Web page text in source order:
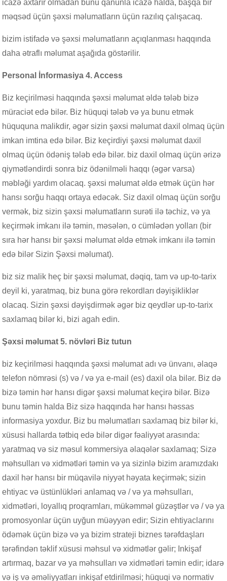
icazə axtarır olmadan bunu qanunla icazə halda, başqa bir
məqsəd üçün şəxsi məlumatların üçün razılıq çalışacaq.
bizim istifadə və şəxsi məlumatların açıqlanması haqqında
daha ətraflı məlumat aşağıda göstərilir.
Personal İnformasiya 4. Access
Biz keçirilməsi haqqında şəxsi məlumat əldə tələb bizə
müraciət edə bilər. Biz hüquqi tələb və ya bunu etmək
hüququna malikdir, əgər sizin şəxsi məlumat daxil olmaq üçün
imkan imtina edə bilər. Biz keçirdiyi şəxsi məlumat daxil
olmaq üçün ödəniş tələb edə bilər. biz daxil olmaq üçün ərizə
qiymətləndirdi sonra biz ödənilməli haqqı (əgər varsa)
məbləği yardım olacaq. şəxsi məlumat əldə etmək üçün hər
hansı sorğu haqqı ortaya edəcək. Siz daxil olmaq üçün sorğu
vermək, biz sizin şəxsi məlumatların surəti ilə təchiz, və ya
keçirmək imkanı ilə təmin, məsələn, o cümlədən yolları (bir
sıra hər hansı bir şəxsi məlumat əldə etmək imkanı ilə təmin
edə bilər Sizin Şəxsi məlumat).
biz siz malik heç bir şəxsi məlumat, dəqiq, tam və up-to-tarix
deyil ki, yaratmaq, biz buna görə rekordları dəyişikliklər
olacaq. Sizin şəxsi dəyişdirmək əgər biz qeydlər up-to-tarix
saxlamaq bilər ki, bizi agah edin.
Şəxsi məlumat 5. növləri Biz tutun
biz keçirilməsi haqqında şəxsi məlumat adı və ünvanı, əlaqə
telefon nömrəsi (s) və / və ya e-mail (es) daxil ola bilər. Biz də
bizə təmin hər hansı digər şəxsi məlumat keçirə bilər. Bizə
bunu təmin halda Biz sizə haqqında hər hansı həssas
informasiya yoxdur. Biz bu məlumatları saxlamaq biz bilər ki,
xüsusi hallarda tətbiq edə bilər digər fəaliyyət arasında:
yaratmaq və siz məsul kommersiya əlaqələr saxlamaq; Sizə
məhsulları və xidmətləri təmin və ya sizinlə bizim aramızdakı
daxil hər hansı bir müqavilə niyyət həyata keçirmək; sizin
ehtiyac və üstünlükləri anlamaq və / və ya məhsulları,
xidmətləri, loyallıq proqramları, mükəmməl güzəştlər və / və ya
promosyonlar üçün uyğun müəyyən edir; Sizin ehtiyaclarını
ödəmək üçün bizə və ya bizim strateji biznes tərəfdaşları
tərəfindən təklif xüsusi məhsul və xidmətlər gəlir; Inkişaf
artırmaq, bazar və ya məhsulları və xidmətləri təmin edir; idarə
və iş və əməliyyatları inkişaf etdirilməsi; hüquqi və normativ